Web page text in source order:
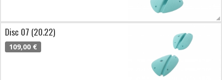
Disc 07 (20.22)
109,00 €